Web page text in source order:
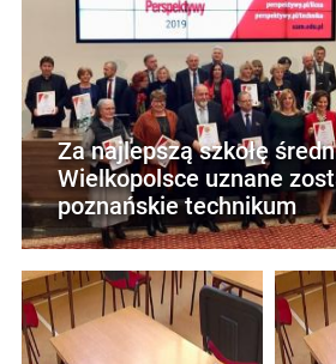
Za najlepszą szkołę
Wielkopolsce uznane
poznańskie technikum